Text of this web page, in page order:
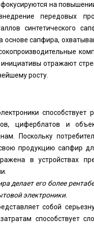
на
передовых
синтетического
основе сапфира,
отражают
росту.
циферблатов и
Поскольку
продукцию сапфир
в устройствах
делает его более
электроники.
собой
способствует